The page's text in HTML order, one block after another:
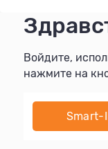
Войдите,
нажмите на
Smart-